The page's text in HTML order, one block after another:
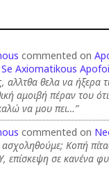
commented on
Axiomatikous
θελα να ήξερα
αμοιβή πέραν του
να μου πει…”
commented on
ασχοληθούμε; Κοπή
επίσκεψη σε κανένα